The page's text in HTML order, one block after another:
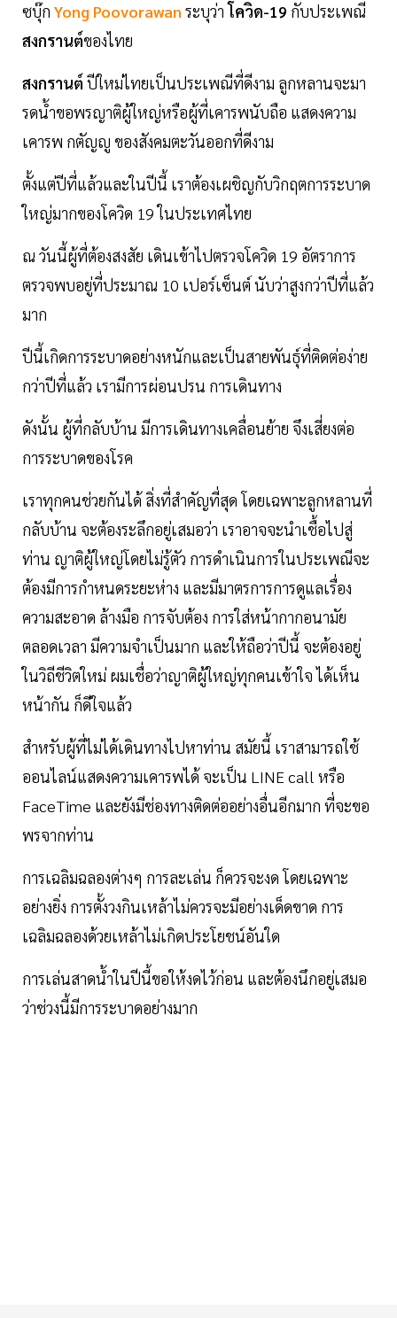
ซบุ๊ก Yong Poovorawan ระบุว่าโควิด-19 กับประเพณี
สงกรานต์ของไทย
สงกรานต์ ปีใหม่ไทยเป็นประเพณีที่ดีงาม ลูกหลานจะมา
รดน้ำขอพรญาติผู้ใหญ่หรือผู้ที่เคารพนับถือ แสดงความ
เคารพ กตัญญู ของสังคมตะวันออกที่ดีงาม
ตั้งแต่ปีที่แล้วและในปีนี้ เราต้องเผชิญกับวิกฤตการระบาด
ใหญ่มากของโควิด 19 ในประเทศไทย
ณ วันนี้ผู้ที่ต้องสงสัย เดินเข้าไปตรวจโควิด 19 อัตราการ
ตรวจพบอยู่ที่ประมาณ 10 เปอร์เซ็นต์ นับว่าสูงกว่าปีที่แล้ว
มาก
ปีนี้เกิดการระบาดอย่างหนักและเป็นสายพันธุ์ที่ติดต่อง่าย
กว่าปีที่แล้ว เรามีการผ่อนปรน การเดินทาง
ดังนั้น ผู้ที่กลับบ้าน มีการเดินทางเคลื่อนย้าย จึงเสี่ยงต่อ
การระบาดของโรค
เราทุกคนช่วยกันได้ สิ่งที่สำคัญที่สุด โดยเฉพาะลูกหลานที่
กลับบ้าน จะต้องระลึกอยู่เสมอว่า เราอาจจะนำเชื้อไปสู่
ท่าน ญาติผู้ใหญ่โดยไม่รู้ตัว การดำเนินการในประเพณีจะ
ต้องมีการกำหนดระยะห่าง และมีมาตรการการดูแลเรื่อง
ความสะอาด ล้างมือ การจับต้อง การใส่หน้ากากอนามัย
ตลอดเวลา มีความจำเป็นมาก และให้ถือว่าปีนี้ จะต้องอยู่
ในวิถีชีวิตใหม่ ผมเชื่อว่าญาติผู้ใหญ่ทุกคนเข้าใจ ได้เห็น
หน้ากัน ก็ดีใจแล้ว
สำหรับผู้ที่ไม่ได้เดินทางไปหาท่าน สมัยนี้ เราสามารถใช้
ออนไลน์แสดงความเคารพได้ จะเป็น LINE call หรือ
FaceTime และยังมีช่องทางติดต่ออย่างอื่นอีกมาก ที่จะขอ
พรจากท่าน
การเฉลิมฉลองต่างๆ การละเล่น ก็ควรจะงด โดยเฉพาะ
อย่างยิ่ง การตั้งวงกินเหล้าไม่ควรจะมีอย่างเด็ดขาด การ
เฉลิมฉลองด้วยเหล้าไม่เกิดประโยชน์อันใด
การเล่นสาดน้ำในปีนี้ขอให้งดไว้ก่อน และต้องนึกอยู่เสมอ
ว่าช่วงนี้มีการระบาดอย่างมาก